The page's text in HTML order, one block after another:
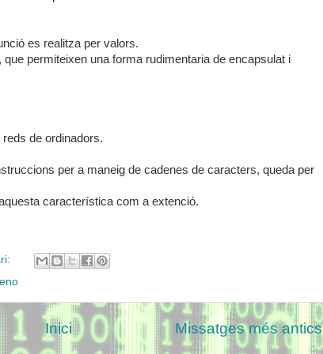
es realitza per valors.
permiteixen una forma rudimentaria de encapsulat i
de ordinadors.
per a maneig de cadenes de caracters, queda per
característica com a extenció.
Missatges més antics
Inici